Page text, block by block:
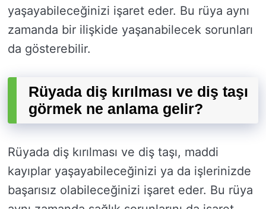
yaşayabileceğinizi işaret eder. Bu rüya aynı
zamanda bir ilişkide yaşanabilecek sorunları
da gösterebilir.
Rüyada diş kırılması ve diş taşı
görmek ne anlama gelir?
Rüyada diş kırılması ve diş taşı, maddi
kayıplar yaşayabileceğinizi ya da işlerinizde
başarısız olabileceğinizi işaret eder. Bu rüya